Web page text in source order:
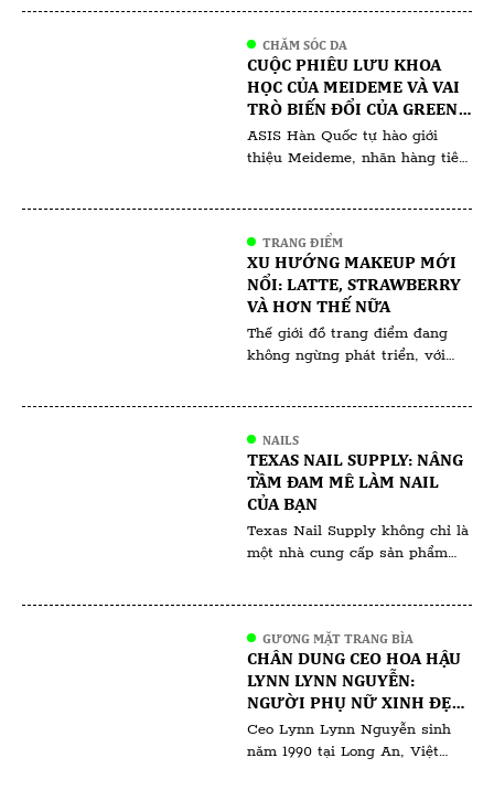
làm đẹp và người tiêu dùng.
Phương pháp không xâm lấn
này sử dụng các bước sóng ánh
sáng đặc thù để giải quyết […]
CHĂM SÓC DA
CUỘC PHIÊU LƯU KHOA
HỌC CỦA MEIDEME VÀ VAI
TRÒ BIẾN ĐỔI CỦA GREEN
SALVIA TRONG HỘI CHỨNG
NGHIỆN CORTICOID
ASIS Hàn Quốc tự hào giới
thiệu Meideme, nhãn hàng tiên
với chuyên gia điều chế và một
nhòm khách hàng người Việt
đang tìm cách giải quyết bệnh
lý mãn tính do phụ thuộc
Corticoid. […]
TRANG ĐIỂM
XU HƯỚNG MAKEUP MỚI
NỔI: LATTE, STRAWBERRY
VÀ HƠN THẾ NỮA
Thế giới đồ trang điểm đang
không ngừng phát triển, với
hướng trang điểm gần đây như
Latte Makeup, Strawberry
Makeup và những xu hướng
khác không chỉ mang tính
thẩm mỹ; chúng còn […]
NAILS
TEXAS NAIL SUPPLY: NÂNG
TẦM ĐAM MÊ LÀM NAIL
CỦA BẠN
Texas Nail Supply không chỉ là
một nhà cung cấp sản phẩm
từ tiệm nail chuyên nghiệp đến
những người yêu thích làm nail
tại nhà. Với cam kết về chất
lượng sản phẩm, giá cả […]
GƯƠNG MẶT TRANG BÌA
CHÂN DUNG CEO HOA HẬU
LYNN LYNN NGUYỄN:
NGƯỜI PHỤ NỮ XINH ĐẸP,
TÀI NĂNG VÀ THÀNH ĐẠT
Ceo Lynn Lynn Nguyễn sinh
năm 1990 tại Long An, Việt